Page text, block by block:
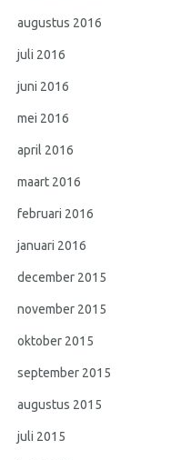
augustus 2016
juli 2016
juni 2016
mei 2016
april 2016
maart 2016
februari 2016
januari 2016
december 2015
november 2015
oktober 2015
september 2015
augustus 2015
juli 2015